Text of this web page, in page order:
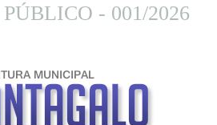
- 001/2026